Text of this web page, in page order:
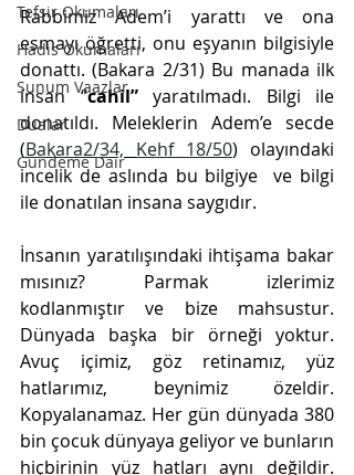
Tefsir Okumaları
Hadis Okumaları
Sunum Vaazlar
Dualar
Gündeme Dair
Rabbimiz Adem’i yarattı ve ona
esmayı öğretti, onu eşyanın bilgisiyle
donattı. (Bakara 2/31) Bu manada ilk
insan “cahil” yaratılmadı. Bilgi ile
donatıldı. Meleklerin Adem’e secde
(Bakara2/34, Kehf 18/50) olayındaki
incelik de aslında bu bilgiye  ve bilgi
ile donatılan insana saygıdır.
İnsanın yaratılışındaki ihtişama bakar
mısınız? Parmak izlerimiz
kodlanmıştır ve bize mahsustur.
Dünyada başka bir örneği yoktur.
Avuç içimiz, göz retinamız, yüz
hatlarımız, beynimiz özeldir.
Kopyalanamaz. Her gün dünyada 380
bin çocuk dünyaya geliyor ve bunların
hiçbirinin yüz hatları aynı değildir.